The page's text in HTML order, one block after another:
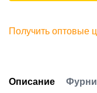
Получить оптовые
Описание